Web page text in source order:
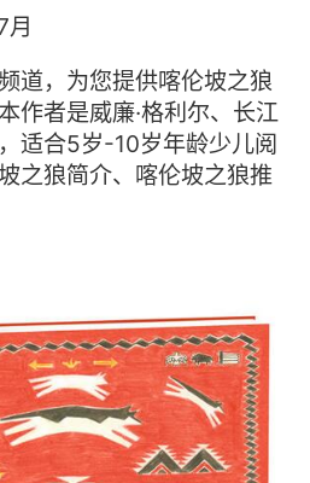
月
道，为您提供喀伦坡之狼
作者是威廉·格利尔、长江
适合5岁-10岁年龄少儿阅
之狼简介、喀伦坡之狼推